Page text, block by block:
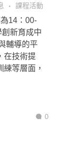
課程活動
14：00-
新育成中
輔導的平
在技術提
等層面，
0